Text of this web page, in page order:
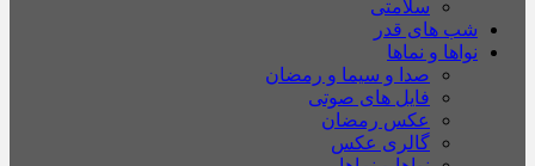
سلامتی
شب های قدر
نواها و نماها
صدا و سیما و رمضان
فایل های صوتی
عکس رمضان
گالری عکس